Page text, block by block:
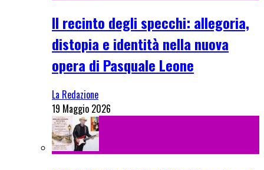
Il recinto degli specchi: allegoria,
distopia e identità nella nuova
opera di Pasquale Leone
La Redazione
19 Maggio 2026